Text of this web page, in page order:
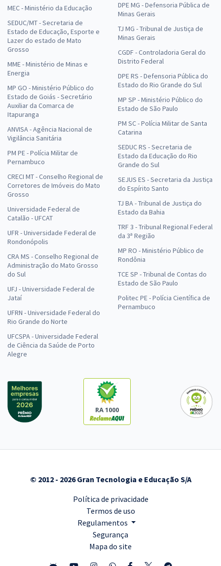
MEC - Ministério da Educação
SEDUC/MT - Secretaria de
Estado de Educação, Esporte e
Lazer do estado de Mato
Grosso
MME - Ministério de Minas e
Energia
MP GO - Ministério Público do
Estado de Goiás - Secretário
Auxiliar da Comarca de
Itapuranga
ANVISA - Agência Nacional de
Vigilância Sanitária
PM PE - Polícia Militar de
Pernambuco
CRECI MT - Conselho Regional de
Corretores de Imóveis do Mato
Grosso
Universidade Federal de
Catalão - UFCAT
UFR - Universidade Federal de
Rondonópolis
CRA MS - Conselho Regional de
Administração do Mato Grosso
do Sul
UFJ - Universidade Federal de
Jataí
UFRN - Universidade Federal do
Rio Grande do Norte
UFCSPA - Universidade Federal
de Ciência da Saúde de Porto
Alegre
DPE MG - Defensoria Pública de
Minas Gerais
TJ MG - Tribunal de Justiça de
Minas Gerais
CGDF - Controladoria Geral do
Distrito Federal
DPE RS - Defensoria Pública do
Estado do Rio Grande do Sul
MP SP - Ministério Público do
Estado de São Paulo
PM SC - Polícia Militar de Santa
Catarina
SEDUC RS - Secretaria de
Estado da Educação do Rio
Grande do Sul
SEJUS ES - Secretaria da Justiça
do Espírito Santo
TJ BA - Tribunal de Justiça do
Estado da Bahia
TRF 3 - Tribunal Regional Federal
da 3ª Região
MP RO - Ministério Público de
Rondônia
TCE SP - Tribunal de Contas do
Estado de São Paulo
Politec PE - Polícia Científica de
Pernambuco
RA 1000
© 2012 - 2026 Gran Tecnologia e Educação S/A
Política de privacidade
Termos de uso
Regulamentos
Segurança
Mapa do site